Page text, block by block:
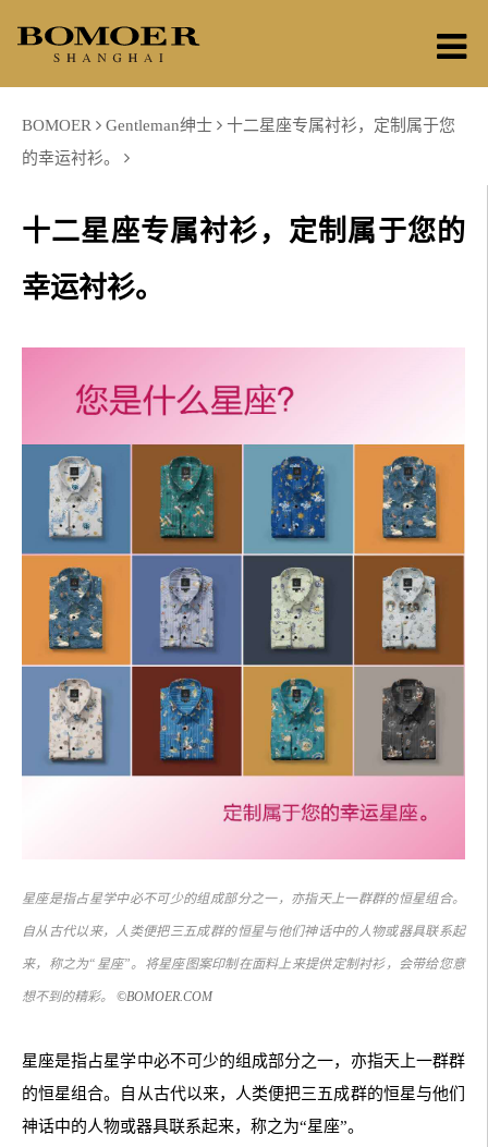
BOMOER Gentleman绅士
十二星座专属衬衫，定制属于您
的幸运衬衫。
十二星座专属衬衫，定制属于您的
幸运衬衫。
星座是指占星学中必不可少的组成部分之一，亦指天上一群群的恒星组合。
自从古代以来，人类便把三五成群的恒星与他们神话中的人物或器具联系起
来，称之为“星座”。将星座图案印制在面料上来提供定制衬衫，会带给您意
想不到的精彩。 ©BOMOER.COM
星座是指占星学中必不可少的组成部分之一，亦指天上一群群
的恒星组合。自从古代以来，人类便把三五成群的恒星与他们
神话中的人物或器具联系起来，称之为“星座”。